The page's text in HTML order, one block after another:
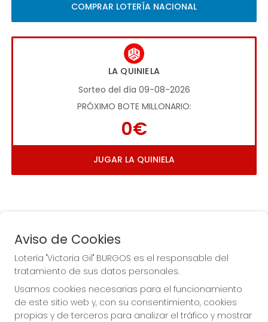
COMPRAR LOTERÍA NACIONAL
LA QUINIELA
Sorteo del día 09-08-2026
PRÓXIMO BOTE MILLONARIO:
0€
JUGAR LA QUINIELA
La de la Antigua de
Gamonal
Aviso de Cookies
Lotería "Victoria Gil" BURGOS es el responsable del
tratamiento de sus datos personales.
Usamos cookies necesarias para el funcionamiento
de este sitio web y, con su consentimiento, cookies
propias y de terceros para analizar el tráfico y mostrar